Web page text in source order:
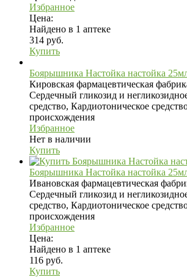
Избранное
Цена:
Найдено в 1 аптеке
314 руб.
Купить
Боярышника Настойка настойка
Кировская фармацевтическая
Сердечный гликозид и
средство, Кардиотоническое
происхождения
Избранное
Нет в наличии
Купить
Боярышника Настойка настойка
Ивановская фармацевтическая
Сердечный гликозид и
средство, Кардиотоническое
происхождения
Избранное
Цена:
Найдено в 1 аптеке
116 руб.
Купить